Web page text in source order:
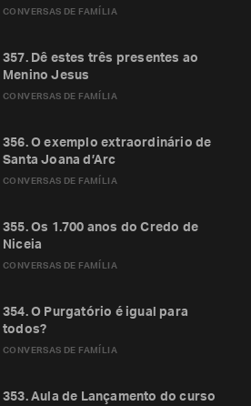
CONVERSAS DE FAMÍLIA
CONVERSAS DE FAMÍLIA
357. Dê estes três presentes ao
Menino Jesus
CONVERSAS DE FAMÍLIA
356. O exemplo extraordinário de
Santa Joana d’Arc
CONVERSAS DE FAMÍLIA
355. Os 1.700 anos do Credo de
Niceia
CONVERSAS DE FAMÍLIA
354. O Purgatório é igual para
todos?
353. Aula de Lançamento do curso